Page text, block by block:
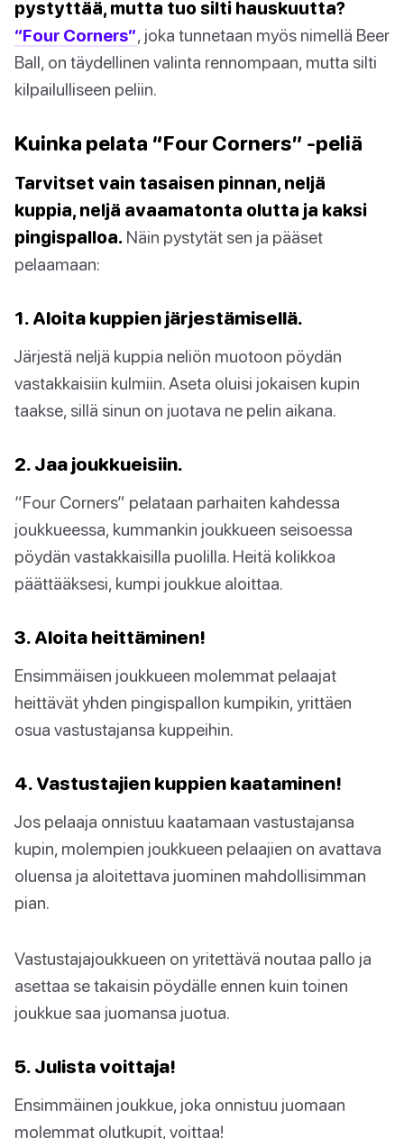
pystyttää, mutta tuo silti hauskuutta?
“Four Corners”, joka tunnetaan myös nimellä Beer
Ball, on täydellinen valinta rennompaan, mutta silti
kilpailulliseen peliin.
Kuinka pelata “Four Corners” -peliä
Tarvitset vain tasaisen pinnan, neljä
kuppia, neljä avaamatonta olutta ja kaksi
pingispalloa. Näin pystytät sen ja pääset
pelaamaan:
1. Aloita kuppien järjestämisellä.
Järjestä neljä kuppia neliön muotoon pöydän
vastakkaisiin kulmiin. Aseta oluisi jokaisen kupin
taakse, sillä sinun on juotava ne pelin aikana.
2. Jaa joukkueisiin.
“Four Corners” pelataan parhaiten kahdessa
joukkueessa, kummankin joukkueen seisoessa
pöydän vastakkaisilla puolilla. Heitä kolikkoa
päättääksesi, kumpi joukkue aloittaa.
3. Aloita heittäminen!
Ensimmäisen joukkueen molemmat pelaajat
heittävät yhden pingispallon kumpikin, yrittäen
osua vastustajansa kuppeihin.
4. Vastustajien kuppien kaataminen!
Jos pelaaja onnistuu kaatamaan vastustajansa
kupin, molempien joukkueen pelaajien on avattava
oluensa ja aloitettava juominen mahdollisimman
pian.
Vastustajajoukkueen on yritettävä noutaa pallo ja
asettaa se takaisin pöydälle ennen kuin toinen
joukkue saa juomansa juotua.
5. Julista voittaja!
Ensimmäinen joukkue, joka onnistuu juomaan
molemmat olutkupit, voittaa!